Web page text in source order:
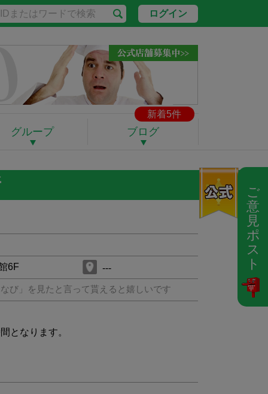
ご
意
見
ポ
ス
ト
ログイン
新着5件
グループ ブログ
6F ---
び」を見たと言って貰えると嬉しいです
となります。